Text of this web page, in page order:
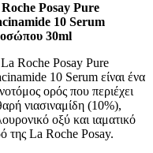
Posay Pure
10 Serum
30ml
Roche Posay Pure
10 Serum είναι ένα
ορός που περιέχει
νιασιναμίδη (10%),
οξύ και ιαματικό
της La Roche Posay.